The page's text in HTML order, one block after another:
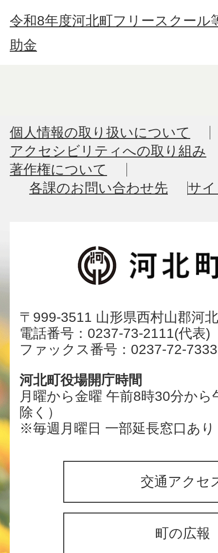
令和8年度河北町フリースクール
助金
個人情報の取り扱いについて
アクセシビリティへの取り組み
著作権について
各課のお問い合わせ先
サ
〒999-3511 山形県西村山郡河
電話番号：0237-73-2111(代表)
ファックス番号：0237-72-7333
河北町役場開庁時間
月曜から金曜 午前8時30分か
除く）
※毎週月曜日 一部延長窓口あり
交通アクセ
町の広報